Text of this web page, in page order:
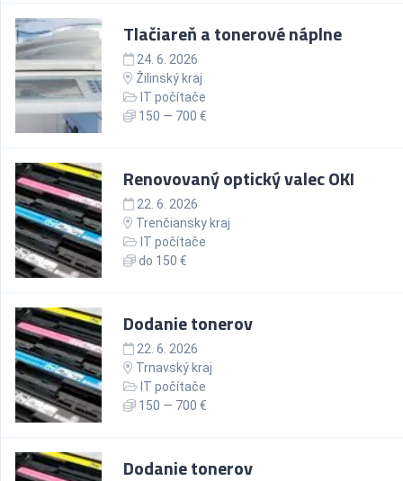
Tlačiareň a tonerové náplne
24. 6. 2026
Žilinský kraj
IT počítače
150 — 700 €
Renovovaný optický valec OKI
22. 6. 2026
Trenčiansky kraj
IT počítače
do 150 €
Dodanie tonerov
22. 6. 2026
Trnavský kraj
IT počítače
150 — 700 €
Dodanie tonerov